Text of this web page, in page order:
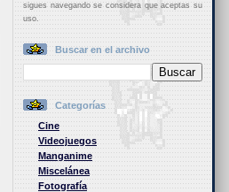
sigues navegando se considera que aceptas su
uso.
Buscar en el archivo
Categorías
Cine
Videojuegos
Manganime
Miscelánea
Fotografía